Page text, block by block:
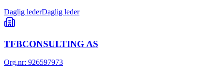
Daglig lederDaglig leder
TFBCONSULTING AS
Org.nr: 926597973